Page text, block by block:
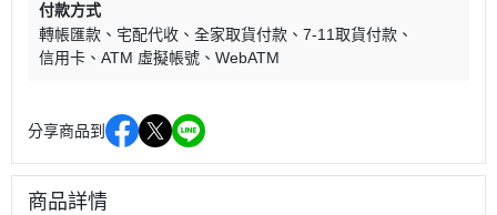
付款方式
轉帳匯款
宅配代收 全家取貨付款
7-11取貨付款
信用卡
ATM 虛擬帳號 WebATM
分享商品到
商品詳情